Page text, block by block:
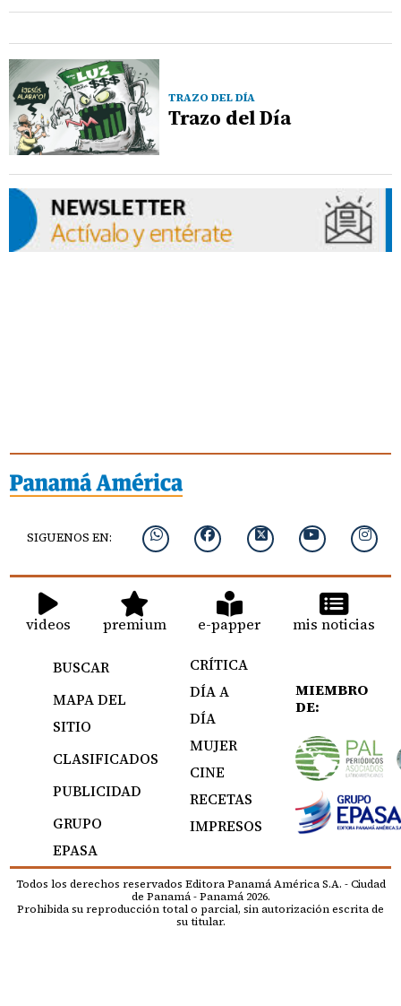
TRAZO DEL DÍA
Trazo del Día
SIGUENOS EN:
videos premium e-papper mis noticias
BUSCAR
MAPA DEL
SITIO
CLASIFICADOS
PUBLICIDAD
GRUPO
EPASA
CRÍTICA
DÍA A
DÍA
MUJER
CINE
RECETAS
IMPRESOS
MIEMBRO
DE:
Todos los derechos reservados Editora Panamá América S.A. - Ciudad
de Panamá - Panamá 2026.
Prohibida su reproducción total o parcial, sin autorización escrita de
su titular.